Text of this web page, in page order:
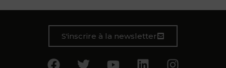
S'inscrire à la newsletter